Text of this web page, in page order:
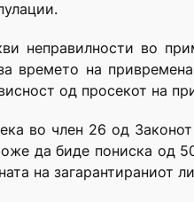
неправилности во
времето на
од просекот на
во член 26 од
да биде пониска од
на загарантираниот